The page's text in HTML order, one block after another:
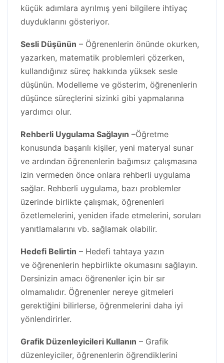
küçük adımlara ayrılmış yeni bilgilere ihtiyaç
duyduklarını gösteriyor.
Sesli Düşünün – Öğrenenlerin önünde okurken,
yazarken, matematik problemleri çözerken,
kullandığınız süreç hakkında yüksek sesle
düşünün. Modelleme ve gösterim, öğrenenlerin
düşünce süreçlerini sizinki gibi yapmalarına
yardımcı olur.
Rehberli Uygulama Sağlayın –Öğretme
konusunda başarılı kişiler, yeni materyal sunar
ve ardından öğrenenlerin bağımsız çalışmasına
izin vermeden önce onlara rehberli uygulama
sağlar. Rehberli uygulama, bazı problemler
üzerinde birlikte çalışmak, öğrenenleri
özetlemelerini, yeniden ifade etmelerini, soruları
yanıtlamalarını vb. sağlamak olabilir.
Hedefi Belirtin – Hedefi tahtaya yazın
ve öğrenenlerin hepbirlikte okumasını sağlayın.
Dersinizin amacı öğrenenler için bir sır
olmamalıdır. Öğrenenler nereye gitmeleri
gerektiğini bilirlerse, öğrenmelerini daha iyi
yönlendirirler.
Grafik Düzenleyicileri Kullanın – Grafik
düzenleyiciler, öğrenenlerin öğrendiklerini